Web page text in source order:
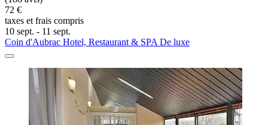
72 €
taxes et frais compris
10 sept. - 11 sept.
Coin d'Aubrac Hotel, Restaurant & SPA De luxe